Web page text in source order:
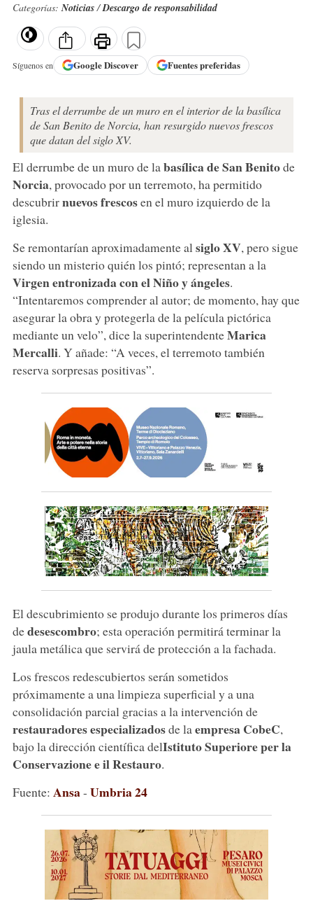
Categorías:Noticias/Descargo de responsabilidad
Síguenos en GoogleDiscover Fuentes preferidas
Tras el derrumbe de un muro en el interior de la basílica
de San Benito de Norcia, han resurgido nuevos frescos
que datan del siglo XV.
El derrumbe de un muro de la basílica de San Benitode
Norcia, provocado por un terremoto, ha permitido
descubrirnuevos frescosen el muro izquierdo de la
iglesia.
Se remontarían aproximadamente al siglo XV, pero sigue
siendo un misterio quién los pintó; representan a la
Virgen entronizada con el Niño y ángeles.
“Intentaremos comprender al autor; de momento, hay que
asegurar la obra y protegerla de la película pictórica
mediante un velo”, dice la superintendenteMarica
Mercalli. Y añade: “A veces, el terremoto también
reserva sorpresas positivas”.
El descubrimiento se produjo durante los primeros días
dedesescombro; esta operación permitirá terminar la
jaula metálica que servirá de protección a la fachada.
Los frescos redescubiertos serán sometidos
próximamente a una limpieza superficial y a una
consolidación parcial gracias a la intervención de
restauradores especializadosde la empresa CobeC,
bajo la dirección científica delIstituto Superiore per la
Conservazione e il Restauro.
Fuente: Ansa- Umbria 24